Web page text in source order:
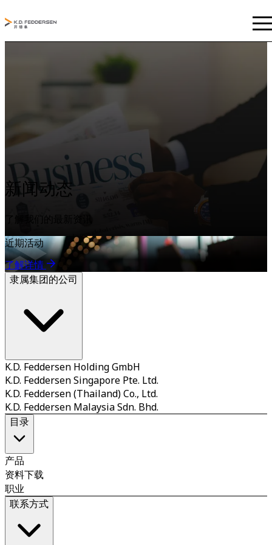
新闻动态
近期活动
了解详情
隶属集团的公司
K.D. Feddersen Holding GmbH
K.D. Feddersen Singapore Pte. Ltd.
K.D. Feddersen (Thailand) Co., Ltd.
K.D. Feddersen Malaysia Sdn. Bhd.
目录
产品
资料下载
职业
联系方式